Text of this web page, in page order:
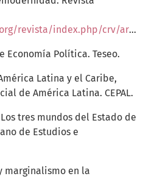
crv/article/view/1725/pdf_1435
Economía Política. Teseo.
Latina y el Caribe,
de América Latina. CEPAL.
Los tres mundos del Estado de
de Estudios e
marginalismo en la